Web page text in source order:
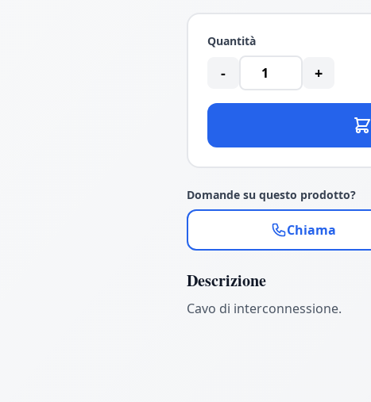
Quantità
- +
Domande su questo prodotto?
Chiama
Descrizione
Cavo di interconnessione.